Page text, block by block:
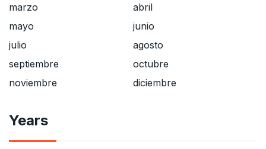
marzo
abril
mayo
junio
julio
agosto
septiembre
octubre
noviembre
diciembre
Years